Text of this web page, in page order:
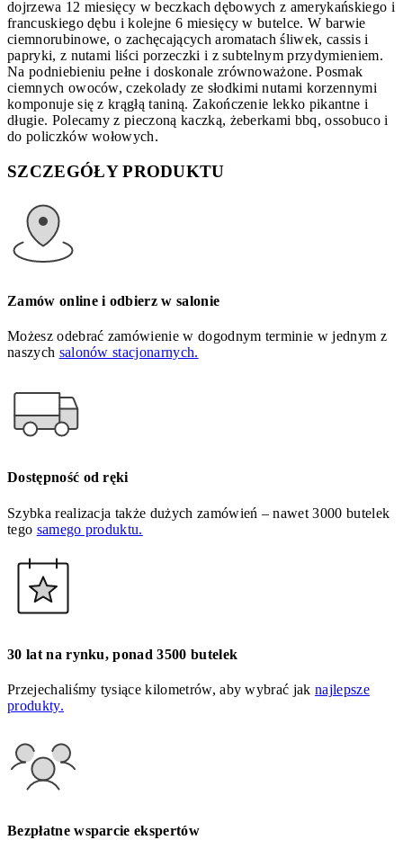
dojrzewa 12 miesięcy w beczkach dębowych z amerykańskiego i
francuskiego dębu i kolejne 6 miesięcy w butelce. W barwie
ciemnorubinowe, o zachęcających aromatach śliwek, cassis i
papryki, z nutami liści porzeczki i z subtelnym przydymieniem.
Na podniebieniu pełne i doskonale zrównoważone. Posmak
ciemnych owoców, czekolady ze słodkimi nutami korzennymi
komponuje się z krągłą taniną. Zakończenie lekko pikantne i
długie. Polecamy z pieczoną kaczką, żeberkami bbq, ossobuco i
do policzków wołowych.
SZCZEGÓŁY PRODUKTU
Zamów online i odbierz w salonie
Możesz odebrać zamówienie w dogodnym terminie w jednym z
naszych salonów stacjonarnych.
Dostępność od ręki
Szybka realizacja także dużych zamówień – nawet 3000 butelek
tego samego produktu.
30 lat na rynku, ponad 3500 butelek
Przejechaliśmy tysiące kilometrów, aby wybrać jaknajlepsze
produkty.
Bezpłatne wsparcie ekspertów